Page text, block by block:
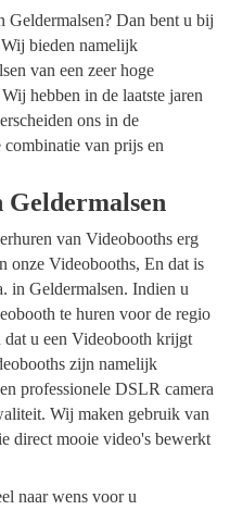
Geldermalsen? Dan bent u bij
bieden namelijk
van een zeer hoge
hebben in de laatste jaren
ons in de
van prijs en
Geldermalsen
van Videobooths erg
onze Videobooths, En dat is
in Geldermalsen. Indien u
te huren voor de regio
dat u een Videobooth krijgt
zijn namelijk
professionele DSLR camera
Wij maken gebruik van
direct mooie video's bewerkt
naar wens voor u